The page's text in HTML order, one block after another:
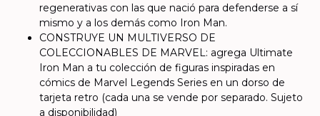
regenerativas con las que nació para defenderse a sí
mismo y a los demás como Iron Man.
CONSTRUYE UN MULTIVERSO DE
COLECCIONABLES DE MARVEL: agrega Ultimate
Iron Man a tu colección de figuras inspiradas en
cómics de Marvel Legends Series en un dorso de
tarjeta retro (cada una se vende por separado. Sujeto
a disponibilidad)